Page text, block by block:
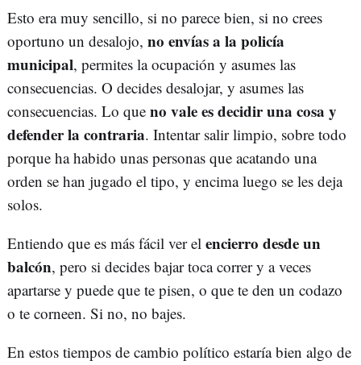
Esto era muy sencillo, si no parece bien, si no crees
oportuno un desalojo, no envías a la policía
municipal, permites la ocupación y asumes las
consecuencias. O decides desalojar, y asumes las
consecuencias. Lo que no vale es decidir una cosa y
defender la contraria. Intentar salir limpio, sobre todo
porque ha habido unas personas que acatando una
orden se han jugado el tipo, y encima luego se les deja
solos.
Entiendo que es más fácil ver el encierro desde un
balcón, pero si decides bajar toca correr y a veces
apartarse y puede que te pisen, o que te den un codazo
o te corneen. Si no, no bajes.
En estos tiempos de cambio político estaría bien algo de